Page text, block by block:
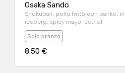
Osaka Sando
Shokupan, pollo fritto con panko,
iceberg, spicy mayo, cetrioli
Solo pranzo
8.50 €